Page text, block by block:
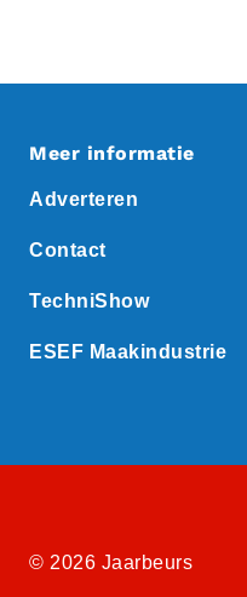
Meer informatie
Adverteren
Contact
TechniShow
ESEF Maakindustrie
© 2026 Jaarbeurs